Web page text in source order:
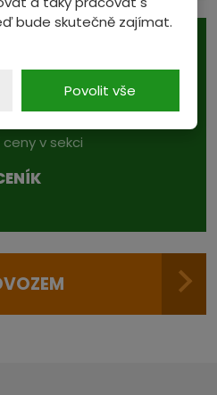
v sekci
bude skutečně zajímat.
Povolit vše